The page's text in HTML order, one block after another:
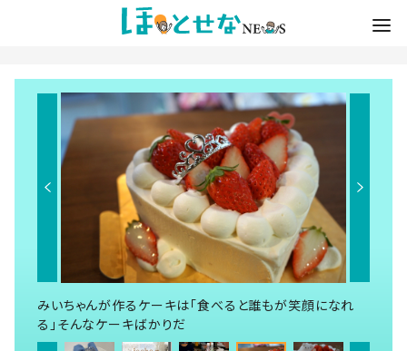
みいちゃんが作るケーキは「食べると誰もが笑顔になれ
る」そんなケーキばかりだ